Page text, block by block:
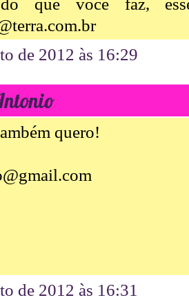
que você faz,
de 2012 às 16:29
quero!
de 2012 às 16:31